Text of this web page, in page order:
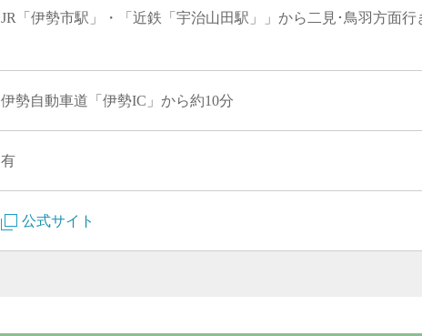
JR「伊勢市駅」・「近鉄「宇治山田駅」」から二見･鳥羽方面行
伊勢自動車道「伊勢IC」から約10分
有
公式サイト